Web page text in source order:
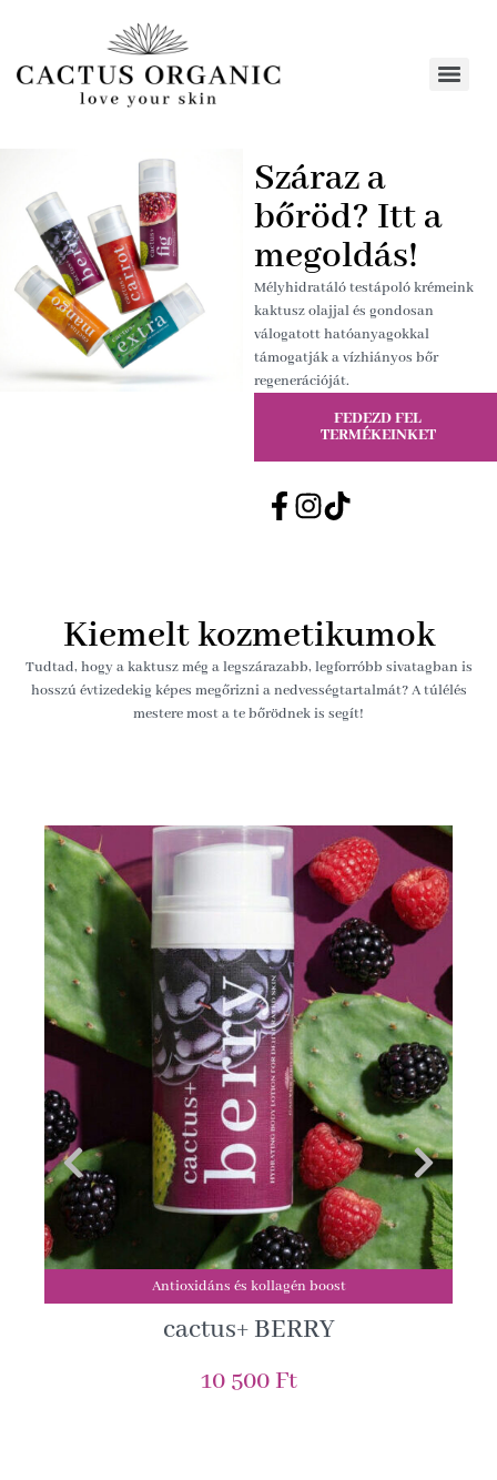
Száraz a
bőröd? Itt a
megoldás!
Mélyhidratáló testápoló krémeink
kaktusz olajjal és gondosan
válogatott hatóanyagokkal
támogatják a vízhiányos bőr
regenerációját.
FEDEZD FEL
TERMÉKEINKET
Kiemelt kozmetikumok
Tudtad, hogy a kaktusz még a legszárazabb, legforróbb sivatagban is
hosszú évtizedekig képes megőrizni a nedvességtartalmát? A túlélés
mestere most a te bőrödnek is segít!
Antioxidáns és kollagén boost
cactus+ BERRY
10 500 Ft